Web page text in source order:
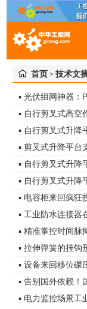
首页 > 技术文
▪ 光伏组网神器：
▪ 自行剪叉式高空
▪ 自行剪叉式升降
▪ 剪叉式升降平台
▪ 自行剪叉式升降
▪ 自行剪叉式升降
▪ 工业防水连接器
▪ 拉伸弹簧的挂钩
▪ 设备来回移位碾